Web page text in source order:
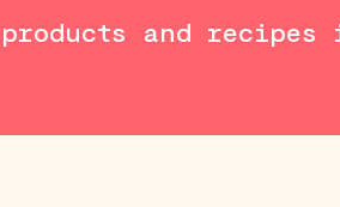
and recipes